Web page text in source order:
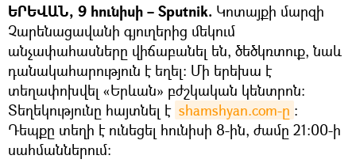
ԵՐԵՎԱՆ, 9 հունիսի – Sputnik. Կոտայքի մարզի
Չարենացավանի գյուղերից մեկում
անչափահասները վիճաբանել են, ծեծկռտուք, նաև
դանակահարություն է եղել։ Մի երեխա է
տեղափոխվել «Երևան» բժշկական կենտրոն։
Տեղեկությունը հայտնել է shamshyan.com-ը :
Դեպքը տեղի է ունեցել հունիսի 8-ին, ժամը 21։00-ի
սահմաններում։